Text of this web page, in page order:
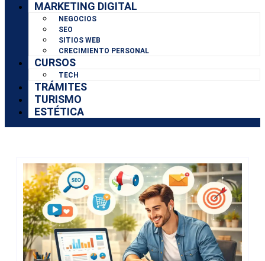
MARKETING DIGITAL
NEGOCIOS
SEO
SITIOS WEB
CRECIMIENTO PERSONAL
CURSOS
TECH
TRÁMITES
TURISMO
ESTÉTICA